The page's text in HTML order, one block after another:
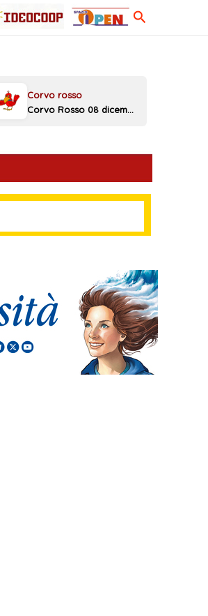
Cerca
Corvo Rosso 08 dicembre 2025